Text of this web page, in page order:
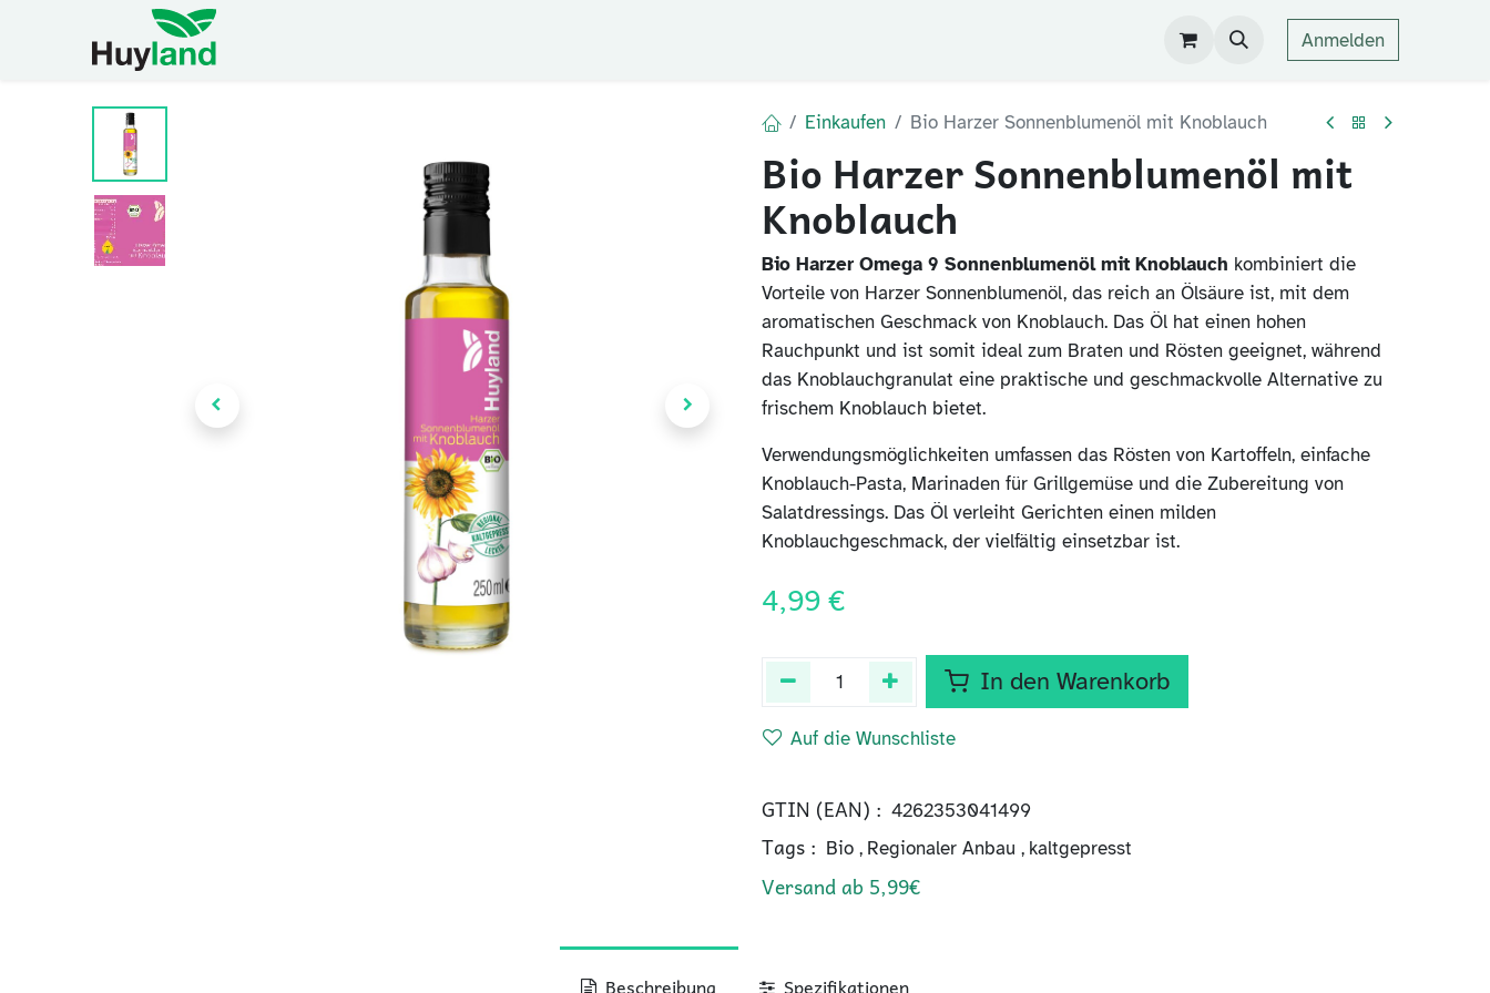
Anmelden
Einkaufen Bio Harzer Sonnenblumenöl mit Knoblauch
Bio Harzer Sonnenblumenöl mit
Knoblauch
Bio Harzer Omega 9 Sonnenblumenöl mit Knoblauch kombiniert die
Vorteile von Harzer Sonnenblumenöl, das reich an Ölsäure ist, mit dem
aromatischen Geschmack von Knoblauch. Das Öl hat einen hohen
Rauchpunkt und ist somit ideal zum Braten und Rösten geeignet, während
das Knoblauchgranulat eine praktische und geschmackvolle Alternative zu
frischem Knoblauch bietet.
Verwendungsmöglichkeiten umfassen das Rösten von Kartoffeln, einfache
Knoblauch-Pasta, Marinaden für Grillgemüse und die Zubereitung von
Salatdressings. Das Öl verleiht Gerichten einen milden
Knoblauchgeschmack, der vielfältig einsetzbar ist.
4,99€
In den Warenkorb
Auf die Wunschliste
GTIN (EAN) : 4262353041499
Tags : Bio , Regionaler Anbau , kaltgepresst
Versand ab 5,99€
Beschreibung Spezifikationen